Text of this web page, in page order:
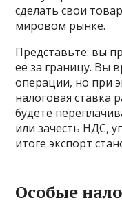
сделать свои
мировом рынке.
Представьте: вы
ее за границу. Вы
операции, но при
налоговая ставка
будете
или зачесть НДС,
итоге экспорт
Особые